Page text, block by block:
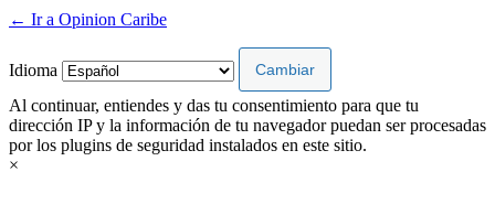
← Ir a Opinion Caribe
Idioma
Al continuar, entiendes y das tu consentimiento para que tu
dirección IP y la información de tu navegador puedan ser procesadas
por los plugins de seguridad instalados en este sitio.
×